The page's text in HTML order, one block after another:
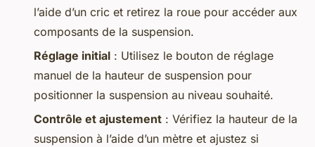
l’aide d’un cric et retirez la roue pour accéder aux
composants de la suspension.
Réglage initial : Utilisez le bouton de réglage
manuel de la hauteur de suspension pour
positionner la suspension au niveau souhaité.
Contrôle et ajustement : Vérifiez la hauteur de la
suspension à l’aide d’un mètre et ajustez si